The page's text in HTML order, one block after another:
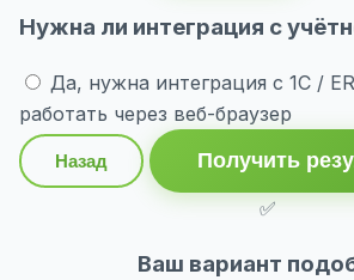
Нужна ли интеграция с
Да, нужна интеграция с 1С /
работать через веб-браузер
Назад
Получить
✅
Ваш вариант